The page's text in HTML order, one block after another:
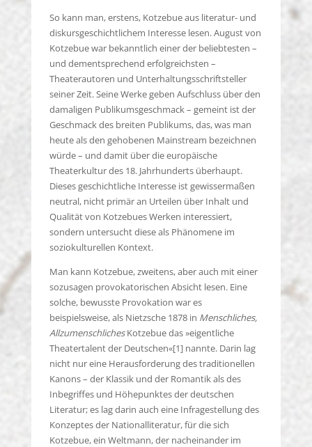
So kann man, erstens, Kotzebue aus literatur- und
diskursgeschichtlichem Interesse lesen. August von
Kotzebue war bekanntlich einer der beliebtesten –
und dementsprechend erfolgreichsten –
Theaterautoren und Unterhaltungsschriftsteller
seiner Zeit. Seine Werke geben Aufschluss über den
damaligen Publikumsgeschmack – gemeint ist der
Geschmack des breiten Publikums, das, was man
heute als den gehobenen Mainstream bezeichnen
würde – und damit über die europäische
Theaterkultur des 18. Jahrhunderts überhaupt.
Dieses geschichtliche Interesse ist gewissermaßen
neutral, nicht primär an Urteilen über Inhalt und
Qualität von Kotzebues Werken interessiert,
sondern untersucht diese als Phänomene im
soziokulturellen Kontext.
Man kann Kotzebue, zweitens, aber auch mit einer
sozusagen provokatorischen Absicht lesen. Eine
solche, bewusste Provokation war es
beispielsweise, als Nietzsche 1878 in Menschliches,
AllzumenschlichesKotzebue das »eigentliche
Theatertalent der Deutschen«[1] nannte. Darin lag
nicht nur eine Herausforderung des traditionellen
Kanons – der Klassik und der Romantik als des
Inbegriffes und Höhepunktes der deutschen
Literatur; es lag darin auch eine Infragestellung des
Konzeptes der Nationalliteratur, für die sich
Kotzebue, ein Weltmann, der nacheinander im